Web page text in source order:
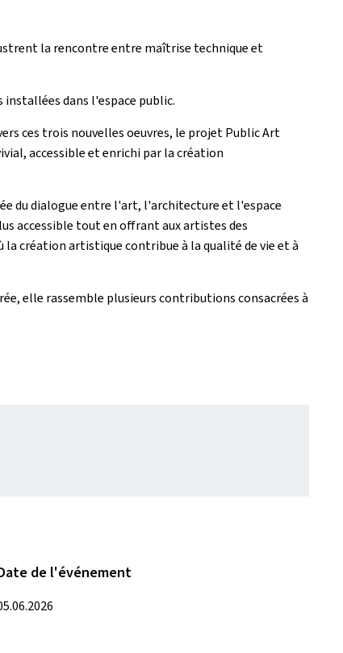
la rencontre entre maîtrise technique et
installées dans l'espace public.
ces trois nouvelles oeuvres, le projet Public Art
accessible et enrichi par la création
du dialogue entre l'art, l'architecture et l'espace
accessible tout en offrant aux artistes des
création artistique contribue à la qualité de vie et à
elle rassemble plusieurs contributions consacrées à
de l'événement